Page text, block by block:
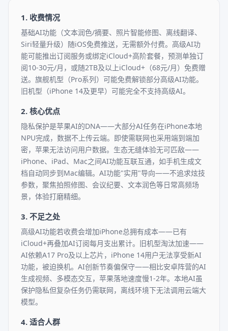
1. 收费情况
基础AI功能（文本润色/摘要、照片智能修图、离线翻译、
Siri轻量升级）随iOS免费推送，无需额外付费。高级AI功
能可能推出订阅服务或绑定iCloud+高阶套餐，预测单独订
阅10-30元/月，或随2TB及以上iCloud+（68元/月）免费赠
送。旗舰机型（Pro系列）可能免费解锁部分高级AI功能。
旧机型（iPhone 14及更早）可能完全不支持高级AI。
2. 核心优点
隐私保护是苹果AI的DNA——大部分AI任务在iPhone本地
NPU完成，数据不上传云端。即使需联网也采用端到端加
密，苹果无法访问用户数据。生态无缝体验无可匹敌——
iPhone、iPad、Mac之间AI功能互联互通，如手机生成文
档自动同步到Mac编辑。AI功能"实用"导向——不追求炫技
参数，聚焦拍照修图、会议纪要、文本润色等日常高频场
景，体验打磨精细。
3. 不足之处
高级AI功能若收费会增加iPhone总拥有成本——已有
iCloud+再叠加AI订阅每月支出累计。旧机型淘汰加速——
AI依赖A17 Pro及以上芯片，iPhone 14用户无法享受新AI
功能，被迫换机。AI创新节奏偏保守——相比安卓阵营的AI
生成视频、多模态交互，苹果落地速度慢1-2年。本地AI虽
保护隐私但复杂任务仍需联网，离线环境下无法调用云端大
模型。
4. 适合人群